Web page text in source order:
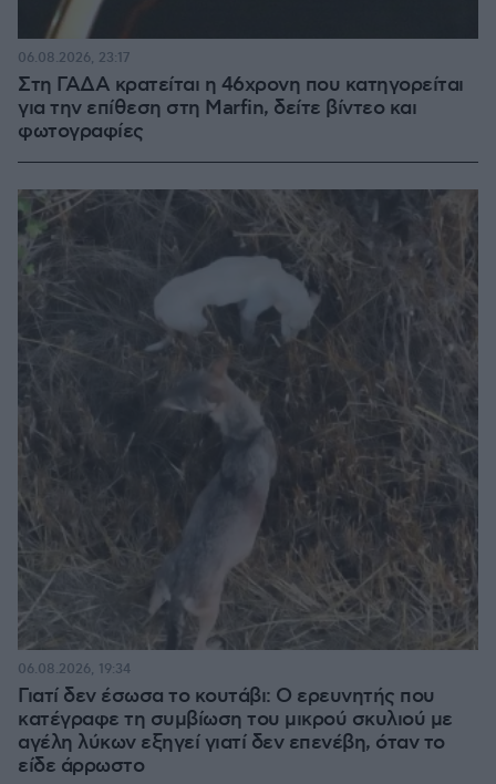
Στη ΓΑΔΑ κρατείται η 46χρονη που κατηγορείται
για την επίθεση στη Marfin, δείτε βίντεο και
φωτογραφίες
06.08.2026, 23:17
Γιατί δεν έσωσα το κουτάβι: Ο ερευνητής που
κατέγραφε τη συμβίωση του μικρού σκυλιού με
αγέλη λύκων εξηγεί γιατί δεν επενέβη, όταν το
είδε άρρωστο
06.08.2026, 19:34